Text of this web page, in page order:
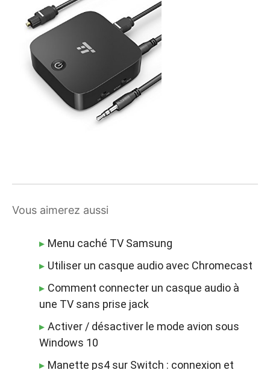
Vous aimerez aussi
Menu caché TV Samsung
Utiliser un casque audio avec Chromecast
Comment connecter un casque audio à
une TV sans prise jack
Activer / désactiver le mode avion sous
Windows 10
Manette ps4 sur Switch : connexion et